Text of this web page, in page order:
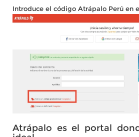
Introduce el código Atrápalo Perú en
Atrápalo es el portal